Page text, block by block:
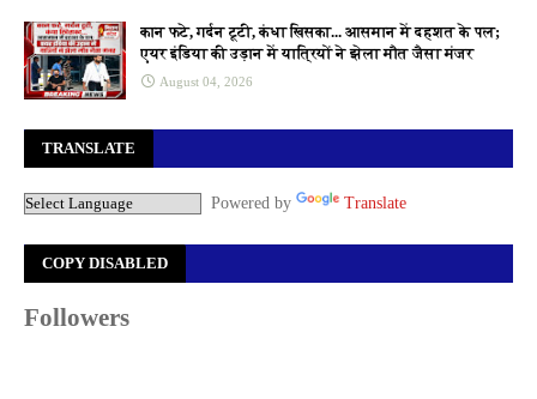
कान फटे, गर्दन टूटी, कंधा खिसका... आसमान में दहशत के पल;
एयर इंडिया की उड़ान में यात्रियों ने झेला मौत जैसा मंजर
August 04, 2026
TRANSLATE
Powered by Translate
COPY DISABLED
Followers